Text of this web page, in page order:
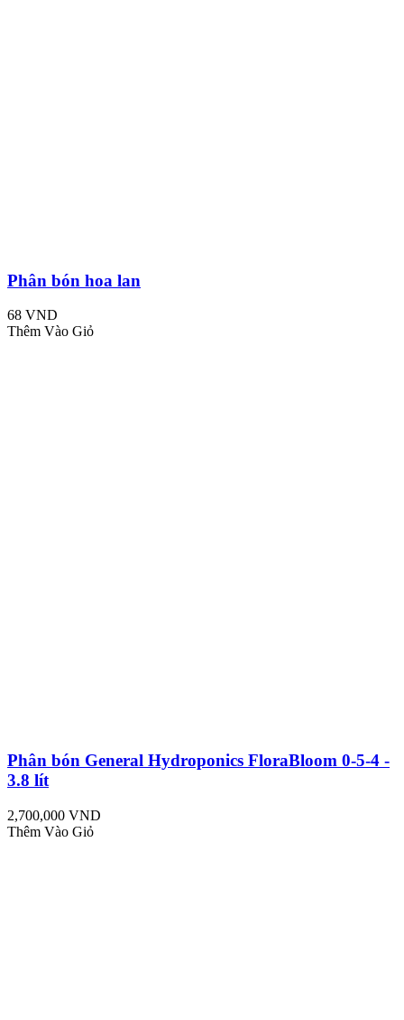
Phân bón hoa lan
68 VND
Thêm Vào Giỏ
Phân bón General Hydroponics FloraBloom 0-5-4 -
3.8 lít
2,700,000 VND
Thêm Vào Giỏ